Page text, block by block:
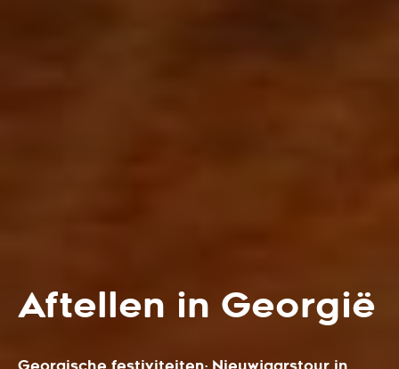
Aftellen in Georgië